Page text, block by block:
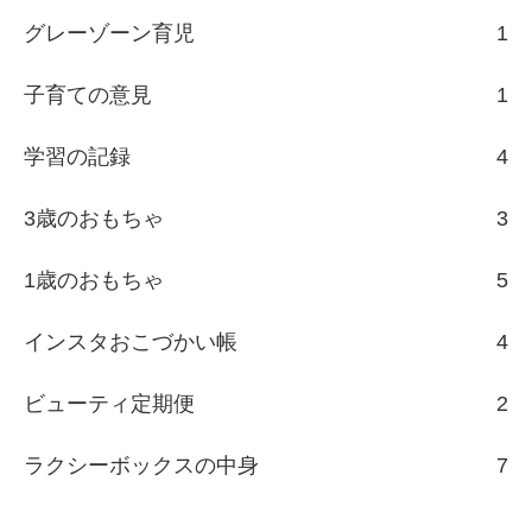
グレーゾーン育児 1
子育ての意見 1
学習の記録 4
3歳のおもちゃ 3
1歳のおもちゃ 5
インスタおこづかい帳 4
ビューティ定期便 2
ラクシーボックスの中身 7